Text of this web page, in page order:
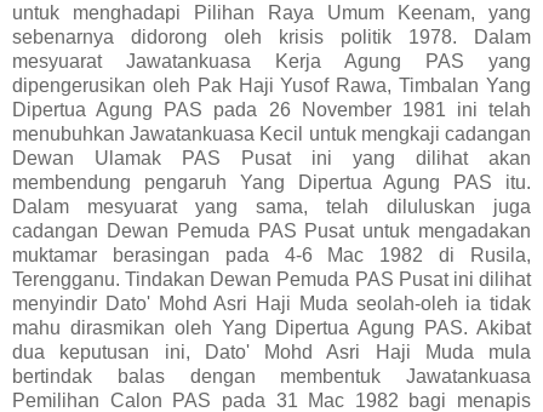
untuk menghadapi Pilihan Raya Umum Keenam, yang
sebenarnya didorong oleh krisis politik 1978. Dalam
mesyuarat Jawatankuasa Kerja Agung PAS yang
dipengerusikan oleh Pak Haji Yusof Rawa, Timbalan Yang
Dipertua Agung PAS pada 26 November 1981 ini telah
menubuhkan Jawatankuasa Kecil untuk mengkaji cadangan
Dewan Ulamak PAS Pusat ini yang dilihat akan
membendung pengaruh Yang Dipertua Agung PAS itu.
Dalam mesyuarat yang sama, telah diluluskan juga
cadangan Dewan Pemuda PAS Pusat untuk mengadakan
muktamar berasingan pada 4-6 Mac 1982 di Rusila,
Terengganu. Tindakan Dewan Pemuda PAS Pusat ini dilihat
menyindir Dato' Mohd Asri Haji Muda seolah-oleh ia tidak
mahu dirasmikan oleh Yang Dipertua Agung PAS. Akibat
dua keputusan ini, Dato' Mohd Asri Haji Muda mula
bertindak balas dengan membentuk Jawatankuasa
Pemilihan Calon PAS pada 31 Mac 1982 bagi menapis